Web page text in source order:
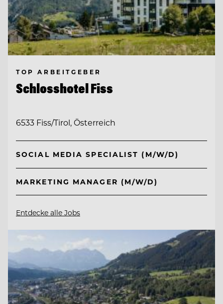
TOP ARBEITGEBER
Schlosshotel Fiss
6533 Fiss/Tirol, Österreich
SOCIAL MEDIA SPECIALIST (M/W/D)
MARKETING MANAGER (M/W/D)
Entdecke alle Jobs